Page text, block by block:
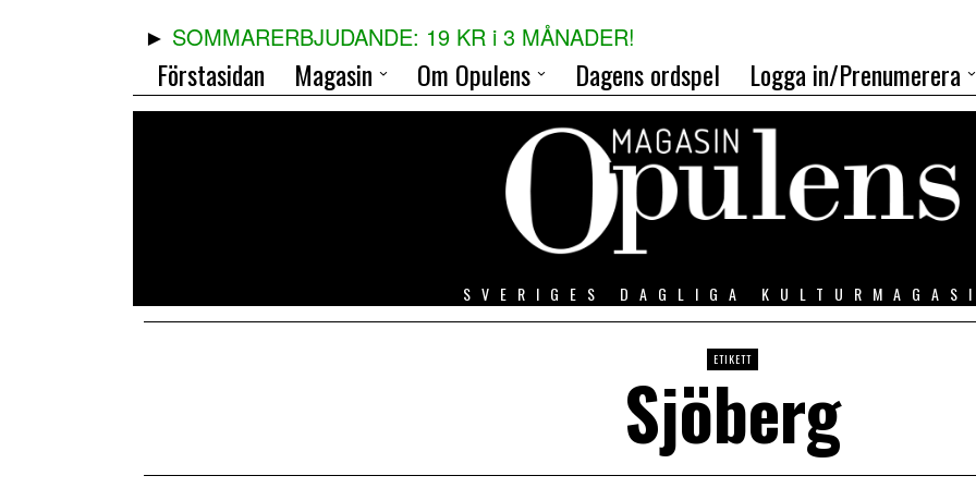
SOMMARERBJUDANDE: 19 KR i 3 MÅNADER!
Förstasidan Magasin Om Opulens Dagens ordspel Logga in/Prenumerera
SVERIGES DAGLIGA
ETIKETT
Sjöberg